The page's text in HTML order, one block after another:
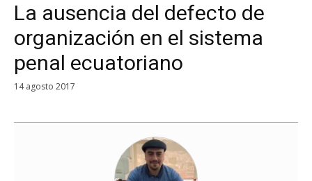
La ausencia del defecto de
organización en el sistema
penal ecuatoriano
14 agosto 2017